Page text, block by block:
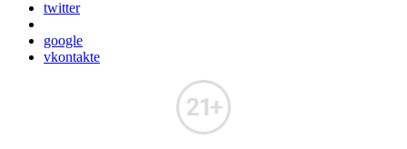
twitter
google
vkontakte